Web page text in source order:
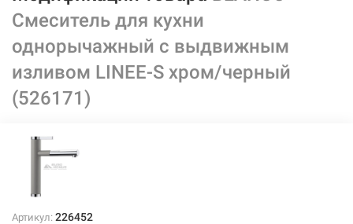
Смеситель для кухни
однорычажный с выдвижным
изливом LINEE-S хром/черный
(526171)
Артикул: 226452